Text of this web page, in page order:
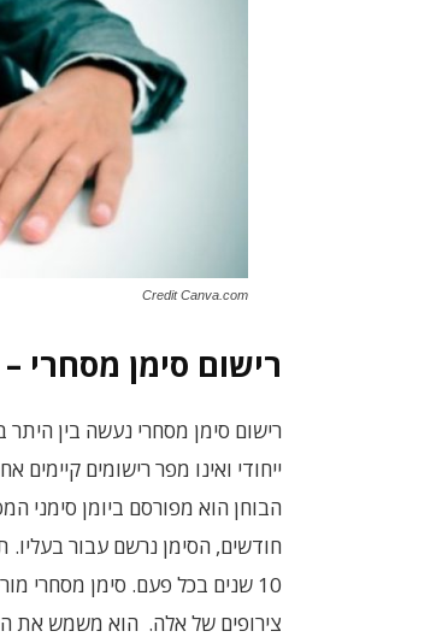
Credit Canva.com
רישום סימן מסחרי
רישום סימן מסחרי נעשה בין
ייחודי ואינו מפר רישומים
חודשים, הסימן נרשם עבור
10 שנים בכל פעם. סימן מסחרי
צירופים של אלה. הוא משמש את